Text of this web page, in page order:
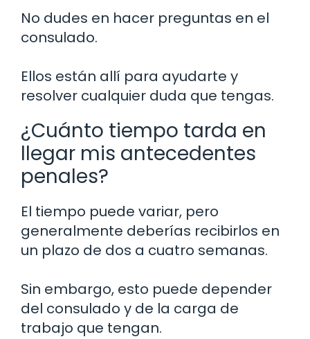
No dudes en hacer preguntas en el
consulado.
Ellos están allí para ayudarte y
resolver cualquier duda que tengas.
¿Cuánto tiempo tarda en
llegar mis antecedentes
penales?
El tiempo puede variar, pero
generalmente deberías recibirlos en
un plazo de dos a cuatro semanas.
Sin embargo, esto puede depender
del consulado y de la carga de
trabajo que tengan.